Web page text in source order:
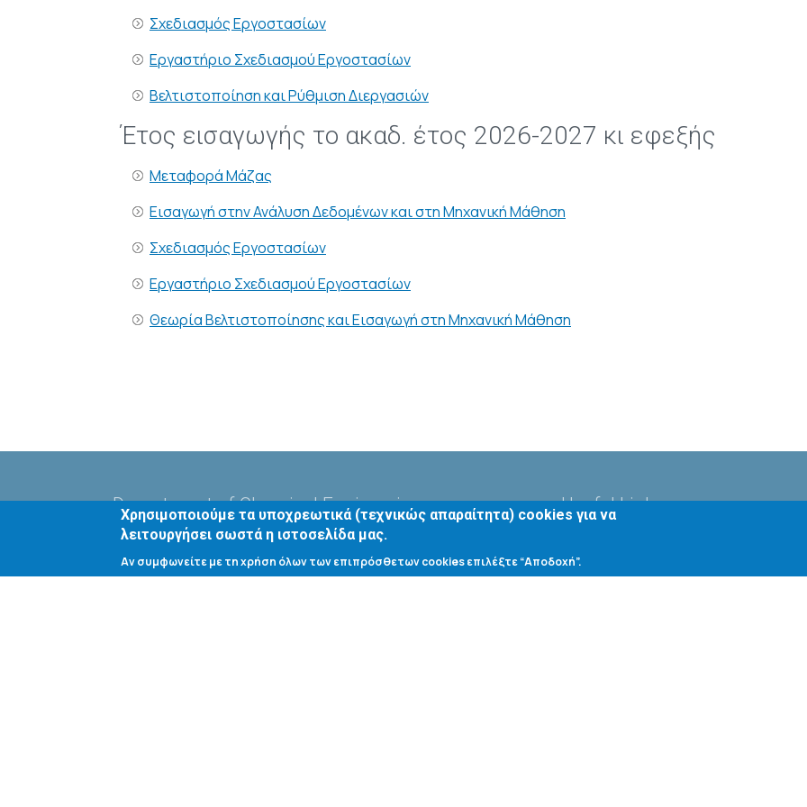
Σχεδιασμός Εργοστασίων
Εργαστήριο Σχεδιασμού Εργοστασίων
Βελτιστοποίηση και Ρύθμιση Διεργασιών
Έτος εισαγωγής το ακαδ. έτος 2026-2027 κι εφεξής
Μεταφορά Μάζας
Εισαγωγή στην Ανάλυση Δεδομένων και στη Μηχανική Μάθηση
Σχεδιασμός Εργοστασίων
Εργαστήριο Σχεδιασμού Εργοστασίων
Θεωρία Βελτιστοποίησης και Εισαγωγή στη Μηχανική Μάθηση
Department of Chemical Engineering
Πανεπιστήμιο Πατρών
Useful Links
Αιτήσεις - Δηλώσεις
Χρησιμοποιούμε τα υποχρεωτικά (τεχνικώς απαραίτητα) cookies για να
λειτουργήσει σωστά η ιστοσελίδα μας.
Αν συμφωνείτε με τη χρήση όλων των επιπρόσθετων cookies επιλέξτε “Αποδοχή”.